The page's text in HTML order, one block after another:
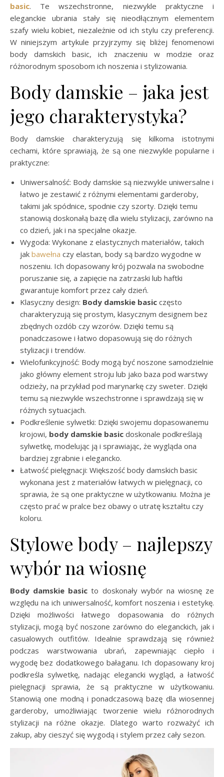
basic. Te wszechstronne, niezwykle praktyczne i
eleganckie ubrania stały się nieodłącznym elementem
szafy wielu kobiet, niezależnie od ich stylu czy preferencji.
W niniejszym artykule przyjrzymy się bliżej fenomenowi
body damskich basic, ich znaczeniu w modzie oraz
różnorodnym sposobom ich noszenia i stylizowania.
Body damskie – jaka jest
jego charakterystyka?
Body damskie charakteryzują się kilkoma istotnymi
cechami, które sprawiają, że są one niezwykle popularne i
praktyczne:
Uniwersalność: Body damskie są niezwykle uniwersalne i
łatwo je zestawić z różnymi elementami garderoby,
takimi jak spódnice, spodnie czy szorty. Dzięki temu
stanowią doskonałą bazę dla wielu stylizacji, zarówno na
co dzień, jak i na specjalne okazje.
Wygoda: Wykonane z elastycznych materiałów, takich
jak bawełna czy elastan, body są bardzo wygodne w
noszeniu. Ich dopasowany krój pozwala na swobodne
poruszanie się, a zapięcie na zatrzaski lub haftki
gwarantuje komfort przez cały dzień.
Klasyczny design: Body damskie basic często
charakteryzują się prostym, klasycznym designem bez
zbędnych ozdób czy wzorów. Dzięki temu są
ponadczasowe i łatwo dopasowują się do różnych
stylizacji i trendów.
Wielofunkcyjność: Body mogą być noszone samodzielnie
jako główny element stroju lub jako baza pod warstwy
odzieży, na przykład pod marynarkę czy sweter. Dzięki
temu są niezwykle wszechstronne i sprawdzają się w
różnych sytuacjach.
Podkreślenie sylwetki: Dzięki swojemu dopasowanemu
krojowi, body damskie basic doskonale podkreślają
sylwetkę, modelując ją i sprawiając, że wygląda ona
bardziej zgrabnie i elegancko.
Łatwość pielęgnacji: Większość body damskich basic
wykonana jest z materiałów łatwych w pielęgnacji, co
sprawia, że są one praktyczne w użytkowaniu. Można je
często prać w pralce bez obawy o utratę kształtu czy
koloru.
Stylowe body – najlepszy
wybór na wiosnę
Body damskie basic to doskonały wybór na wiosnę ze
względu na ich uniwersalność, komfort noszenia i estetykę.
Dzięki możliwości łatwego dopasowania do różnych
stylizacji, mogą być noszone zarówno do eleganckich, jak i
casualowych outfitów. Idealnie sprawdzają się również
podczas warstwowania ubrań, zapewniając ciepło i
wygodę bez dodatkowego bałaganu. Ich dopasowany kroj
podkreśla sylwetkę, nadając elegancki wygląd, a łatwość
pielęgnacji sprawia, że są praktyczne w użytkowaniu.
Stanowią one modną i ponadczasową bazę dla wiosennej
garderoby, umożliwiając tworzenie wielu różnorodnych
stylizacji na różne okazje. Dlatego warto rozważyć ich
zakup, aby cieszyć się wygodą i stylem przez cały sezon.